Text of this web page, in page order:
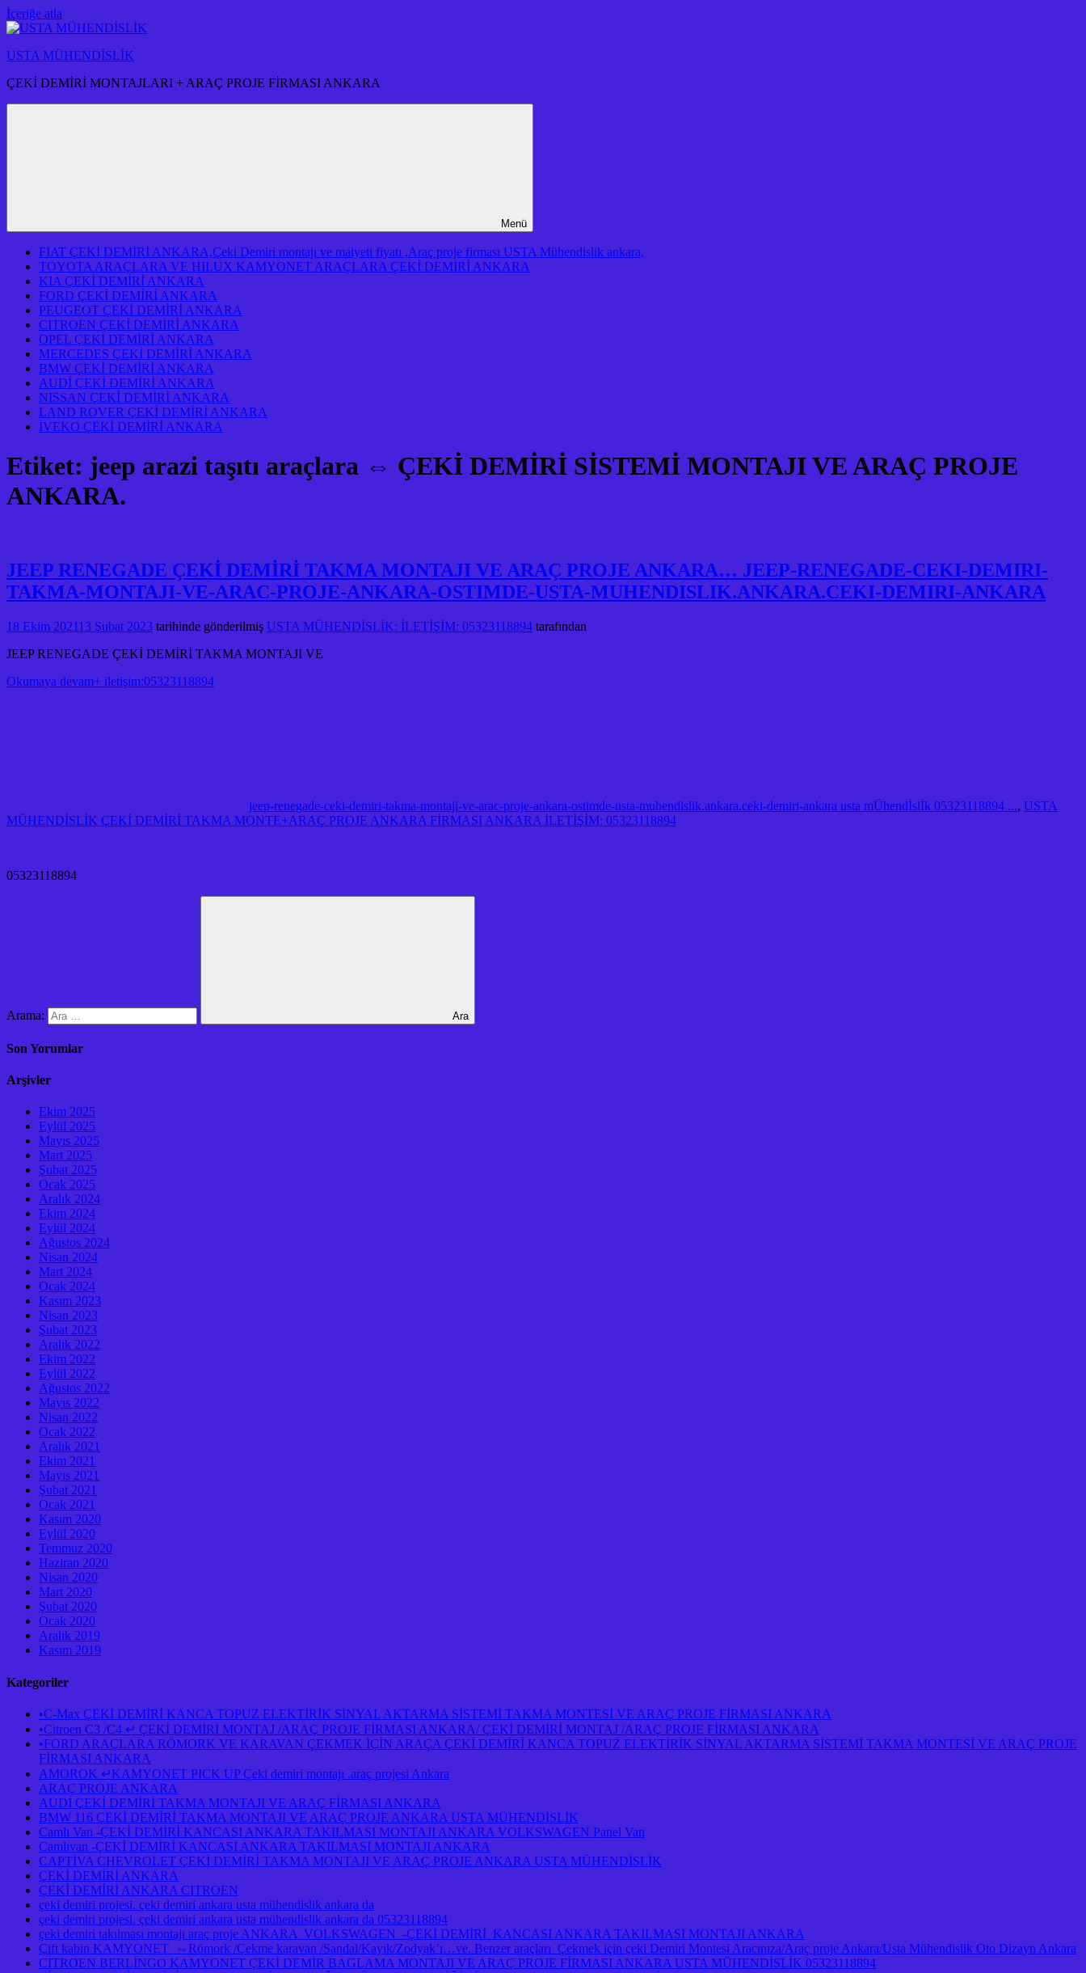
İçeriğe atla
USTA MÜHENDİSLİK
ÇEKİ DEMİRİ MONTAJLARI + ARAÇ PROJE FİRMASI ANKARA
Menü
FIAT ÇEKİ DEMİRİ ANKARA,Çeki Demiri montajı ve maiyeti fiyatı ,Araç proje firması USTA Mühendislik ankara,
TOYOTA ARAÇLARA VE HILUX KAMYONET ARAÇLARA ÇEKİ DEMİRİ ANKARA
KIA ÇEKİ DEMİRİ ANKARA
FORD ÇEKİ DEMİRİ ANKARA
PEUGEOT ÇEKİ DEMİRİ ANKARA
CITROEN ÇEKİ DEMİRİ ANKARA
OPEL ÇEKİ DEMİRİ ANKARA
MERCEDES ÇEKİ DEMİRİ ANKARA
BMW ÇEKİ DEMİRİ ANKARA
AUDİ ÇEKİ DEMİRİ ANKARA
NISSAN ÇEKİ DEMİRİ ANKARA
LAND ROVER ÇEKİ DEMİRİ ANKARA
İVEKO ÇEKİ DEMİRİ ANKARA
Etiket: jeep arazi taşıtı araçlara ⇔ ÇEKİ DEMİRİ SİSTEMİ MONTAJI VE ARAÇ PROJE
ANKARA.
JEEP RENEGADE ÇEKİ DEMİRİ TAKMA MONTAJI VE ARAÇ PROJE ANKARA… JEEP-RENEGADE-CEKI-DEMIRI-
TAKMA-MONTAJI-VE-ARAC-PROJE-ANKARA-OSTIMDE-USTA-MUHENDISLIK.ANKARA.CEKI-DEMIRI-ANKARA
18 Ekim 2021 13 Şubat 2023 tarihinde gönderilmiş USTA MÜHENDİSLİK: İLETİŞİM: 05323118894 tarafından
JEEP RENEGADE ÇEKİ DEMİRİ TAKMA MONTAJI VE
Okumaya devam+ iletişim:05323118894
jeep-renegade-ceki-demiri-takma-montaji-ve-arac-proje-ankara-ostimde-usta-muhendislik.ankara.ceki-demiri-ankara usta mÜhendİslİk 05323118894 ..., USTA
MÜHENDİSLİK ÇEKİ DEMİRİ TAKMA MONTE+ARAÇ PROJE ANKARA FİRMASI ANKARA İLETİŞİM: 05323118894
05323118894
Arama: Ara
Son Yorumlar
Arşivler
Ekim 2025
Eylül 2025
Mayıs 2025
Mart 2025
Şubat 2025
Ocak 2025
Aralık 2024
Ekim 2024
Eylül 2024
Ağustos 2024
Nisan 2024
Mart 2024
Ocak 2024
Kasım 2023
Nisan 2023
Şubat 2023
Aralık 2022
Ekim 2022
Eylül 2022
Ağustos 2022
Mayıs 2022
Nisan 2022
Ocak 2022
Aralık 2021
Ekim 2021
Mayıs 2021
Şubat 2021
Ocak 2021
Kasım 2020
Eylül 2020
Temmuz 2020
Haziran 2020
Nisan 2020
Mart 2020
Şubat 2020
Ocak 2020
Aralık 2019
Kasım 2019
Kategoriler
•C-Max ÇEKİ DEMİRİ KANCA TOPUZ ELEKTİRİK SİNYAL AKTARMA SİSTEMİ TAKMA MONTESİ VE ARAÇ PROJE FİRMASI ANKARA
•Citroen C3 /C4 ↵ ÇEKİ DEMİRİ MONTAJ /ARAÇ PROJE FİRMASI ANKARA/ ÇEKİ DEMİRİ MONTAJ /ARAÇ PROJE FİRMASI ANKARA
•FORD ARAÇLARA RÖMORK VE KARAVAN ÇEKMEK İÇİN ARAÇA ÇEKİ DEMİRİ KANCA TOPUZ ELEKTİRİK SİNYAL AKTARMA SİSTEMİ TAKMA MONTESİ VE ARAÇ PROJE
FİRMASI ANKARA
AMOROK ↵KAMYONET PICK UP Çeki demiri montajı .araç projesi Ankara
ARAÇ PROJE ANKARA
AUDİ ÇEKİ DEMİRİ TAKMA MONTAJI VE ARAÇ FİRMASI ANKARA
BMW 116 ÇEKİ DEMİRİ TAKMA MONTAJI VE ARAÇ PROJE ANKARA USTA MÜHENDİSLİK
Camlı Van -ÇEKİ DEMİRİ KANCASI ANKARA TAKILMASI MONTAJI ANKARA VOLKSWAGEN Panel Van
Camlıvan -ÇEKİ DEMİRİ KANCASI ANKARA TAKILMASI MONTAJI ANKARA
CAPTİVA CHEVROLET ÇEKİ DEMİRİ TAKMA MONTAJI VE ARAÇ PROJE ANKARA USTA MÜHENDİSLİK
ÇEKİ DEMİRİ ANKARA
ÇEKİ DEMİRİ ANKARA CITROEN
çeki demiri projesi. çeki demiri ankara usta mühendislik ankara da
çeki demiri projesi. çeki demiri ankara usta mühendislik ankara da 05323118894
çeki demiri takılması montajı araç proje ANKARA VOLKSWAGEN -ÇEKİ DEMİRİ KANCASI ANKARA TAKILMASI MONTAJI ANKARA
Çift kabin KAMYONET ⇔Römork /Çekme karavan /Sandal/Kayık/Zodyak’ı…ve. Benzer araçları Çekmek için çeki Demiri Montesi Aracınıza/Araç proje Ankara/Usta Mühendislik Oto Dizayn Ankara
CITROEN BERLİNGO KAMYONET ÇEKİ DEMİR BAGLAMA MONTAJI VE ARAÇ PROJE FİRMASI ANKARA USTA MÜHENDİSLİK 05323118894